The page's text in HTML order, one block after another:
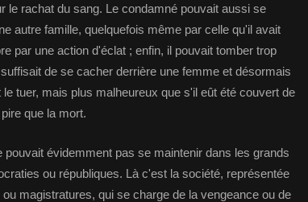
le rachat du sang. Le condamné pouvait aussi se
autre famille, quelquefois même par celle qu'il avait
par une action d'éclat ; enfin, il pouvait tomber trop
de se cacher derrière une femme et désormais
tuer, mais plus malheureux que s'il eût été couvert de
que la mort.
pouvait évidemment pas se maintenir dans les grands
ou républiques. Là c'est la société, représentée
magistratures, qui se charge de la vengeance ou de